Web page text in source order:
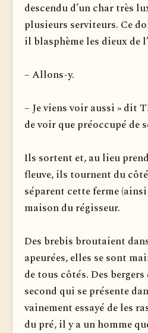
descendu d’un char très
plusieurs serviteurs. Ce
il blasphème les dieux de
– Allons-y.
– Je viens voir aussi » dit
de voir que préoccupé de
Ils sortent et, au lieu
fleuve, ils tournent du
séparent cette ferme
maison du régisseur.
Des brebis broutaient
apeurées, elles se sont
de tous côtés. Des
second qui se présente
vainement essayé de les
du pré, il y a un homme